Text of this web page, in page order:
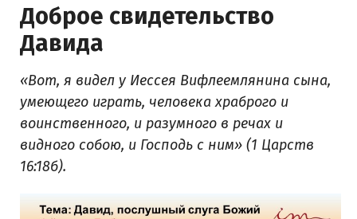
Доброе свидетельство
Давида
«Вот, я видел у Иессея Вифлеемлянина сына,
умеющего играть, человека храброго и
воинственного, и разумного в речах и
видного собою, и Господь с ним» (1 Царств
16:18б).